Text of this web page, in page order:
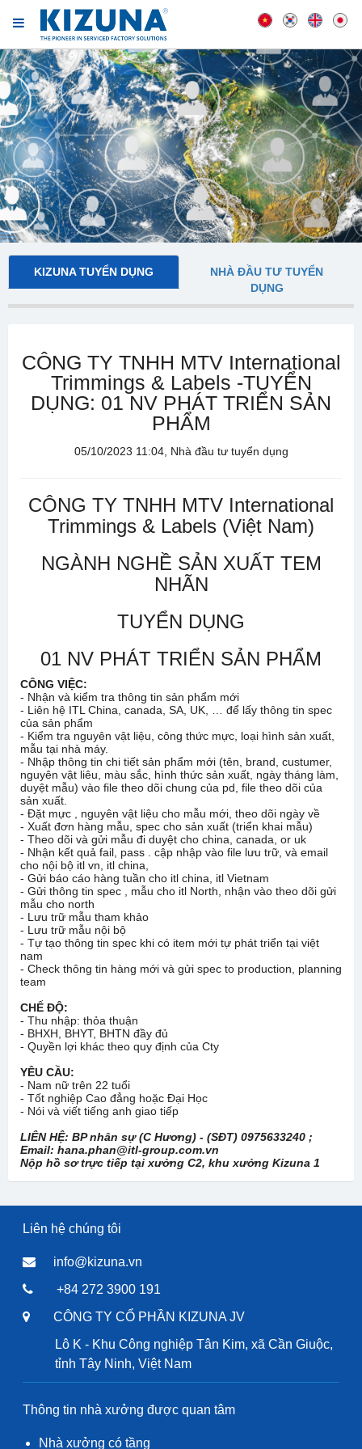
KIZUNA TUYỂN DỤNG
NHÀ ĐẦU TƯ TUYỂN
DỤNG
CÔNG TY TNHH MTV International
Trimmings & Labels -TUYỂN
DỤNG: 01 NV PHÁT TRIỂN SẢN
PHẨM
05/10/2023 11:04, Nhà đầu tư tuyển dụng
CÔNG TY TNHH MTV International
Trimmings & Labels (Việt Nam)
NGÀNH NGHỀ SẢN XUẤT TEM
NHÃN
TUYỂN DỤNG
01 NV PHÁT TRIỂN SẢN PHẨM
CÔNG VIỆC:
- Nhận và kiểm tra thông tin sản phẩm mới
- Liên hệ ITL China, canada, SA, UK, … để lấy thông tin spec
của sản phẩm
- Kiểm tra nguyên vật liệu, công thức mực, loại hình sản xuất,
mẫu tại nhà máy.
- Nhập thông tin chi tiết sản phẩm mới (tên, brand, custumer,
nguyên vật liêu, màu sắc, hình thức sản xuất, ngày tháng làm,
duyệt mẫu) vào file theo dõi chung của pd, file theo dõi của
sản xuất.
- Đặt mực , nguyên vật liệu cho mẫu mới, theo dõi ngày về
- Xuất đơn hàng mẫu, spec cho sản xuất (triển khai mẫu)
- Theo dõi và gửi mẫu đi duyệt cho china, canada, or uk
- Nhận kết quả fail, pass . cập nhập vào file lưu trữ, và email
cho nội bộ itl vn, itl china,
- Gửi báo cáo hàng tuần cho itl china, itl Vietnam
- Gửi thông tin spec , mẫu cho itl North, nhận vào theo dõi gửi
mẫu cho north
- Lưu trữ mẫu tham khảo
- Lưu trữ mẫu nội bộ
- Tự tạo thông tin spec khi có item mới tự phát triển tại việt
nam
- Check thông tin hàng mới và gửi spec to production, planning
team
CHẾ ĐỘ:
- Thu nhập: thỏa thuận
- BHXH, BHYT, BHTN đầy đủ
- Quyền lợi khác theo quy định của Cty
YÊU CẦU:
- Nam nữ trên 22 tuổi
- Tốt nghiệp Cao đẳng hoặc Đại Học
- Nói và viết tiếng anh giao tiếp
LIÊN HỆ: BP nhân sự (C Hương) - (SĐT) 0975633240 ;
Email: hana.phan@itl-group.com.vn
Nộp hồ sơ trực tiếp tại xưởng C2, khu xưởng Kizuna 1
Liên hệ chúng tôi
info@kizuna.vn
+84 272 3900 191
CÔNG TY CỔ PHẦN KIZUNA JV
Lô K - Khu Công nghiệp Tân Kim, xã Cần Giuộc,
tỉnh Tây Ninh, Việt Nam
Thông tin nhà xưởng được quan tâm
Nhà xưởng có tầng